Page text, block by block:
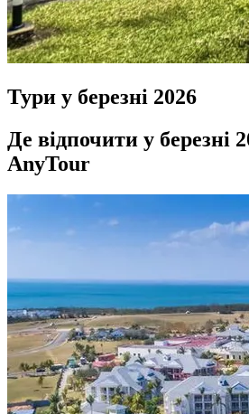
Тури у березні 2026
Де відпочити у березні
AnyTour